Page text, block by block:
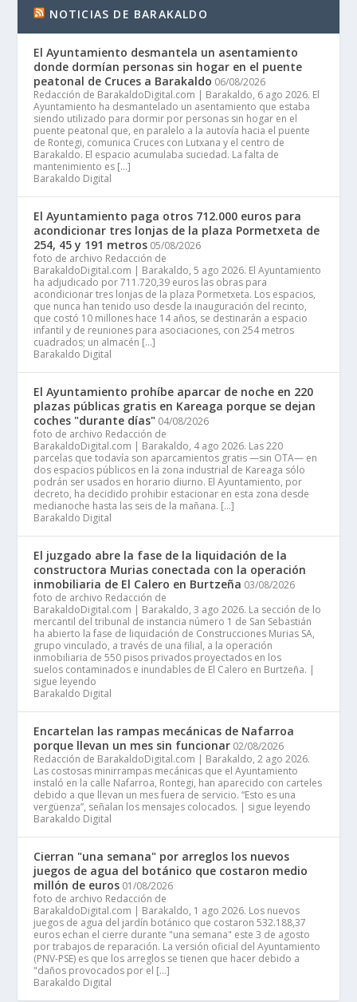
NOTICIAS DE BARAKALDO
El Ayuntamiento desmantela un asentamiento
donde dormían personas sin hogar en el puente
peatonal de Cruces a Barakaldo 06/08/2026
Redacción de BarakaldoDigital.com | Barakaldo, 6 ago 2026. El
Ayuntamiento ha desmantelado un asentamiento que estaba
siendo utilizado para dormir por personas sin hogar en el
puente peatonal que, en paralelo a la autovía hacia el puente
de Rontegi, comunica Cruces con Lutxana y el centro de
Barakaldo. El espacio acumulaba suciedad. La falta de
mantenimiento es […]
Barakaldo Digital
El Ayuntamiento paga otros 712.000 euros para
acondicionar tres lonjas de la plaza Pormetxeta de
254, 45 y 191 metros 05/08/2026
foto de archivo Redacción de
BarakaldoDigital.com | Barakaldo, 5 ago 2026. El Ayuntamiento
ha adjudicado por 711.720,39 euros las obras para
acondicionar tres lonjas de la plaza Pormetxeta. Los espacios,
que nunca han tenido uso desde la inauguración del recinto,
que costó 10 millones hace 14 años, se destinarán a espacio
infantil y de reuniones para asociaciones, con 254 metros
cuadrados; un almacén […]
Barakaldo Digital
El Ayuntamiento prohíbe aparcar de noche en 220
plazas públicas gratis en Kareaga porque se dejan
coches "durante días" 04/08/2026
foto de archivo Redacción de
BarakaldoDigital.com | Barakaldo, 4 ago 2026. Las 220
parcelas que todavía son aparcamientos gratis —sin OTA— en
dos espacios públicos en la zona industrial de Kareaga sólo
podrán ser usados en horario diurno. El Ayuntamiento, por
decreto, ha decidido prohibir estacionar en esta zona desde
medianoche hasta las seis de la mañana. […]
Barakaldo Digital
El juzgado abre la fase de la liquidación de la
constructora Murias conectada con la operación
inmobiliaria de El Calero en Burtzeña 03/08/2026
foto de archivo Redacción de
BarakaldoDigital.com | Barakaldo, 3 ago 2026. La sección de lo
mercantil del tribunal de instancia número 1 de San Sebastián
ha abierto la fase de liquidación de Construcciones Murias SA,
grupo vinculado, a través de una filial, a la operación
inmobiliaria de 550 pisos privados proyectados en los
suelos contaminados e inundables de El Calero en Burtzeña. |
sigue leyendo
Barakaldo Digital
Encartelan las rampas mecánicas de Nafarroa
porque llevan un mes sin funcionar 02/08/2026
Redacción de BarakaldoDigital.com | Barakaldo, 2 ago 2026.
Las costosas minirrampas mecánicas que el Ayuntamiento
instaló en la calle Nafarroa, Rontegi, han aparecido con carteles
debido a que llevan un mes fuera de servicio. “Esto es una
vergüenza”, señalan los mensajes colocados. | sigue leyendo
Barakaldo Digital
Cierran "una semana" por arreglos los nuevos
juegos de agua del botánico que costaron medio
millón de euros 01/08/2026
foto de archivo Redacción de
BarakaldoDigital.com | Barakaldo, 1 ago 2026. Los nuevos
juegos de agua del jardín botánico que costaron 532.188,37
euros echan el cierre durante "una semana" este 3 de agosto
por trabajos de reparación. La versión oficial del Ayuntamiento
(PNV-PSE) es que los arreglos se tienen que hacer debido a
"daños provocados por el […]
Barakaldo Digital